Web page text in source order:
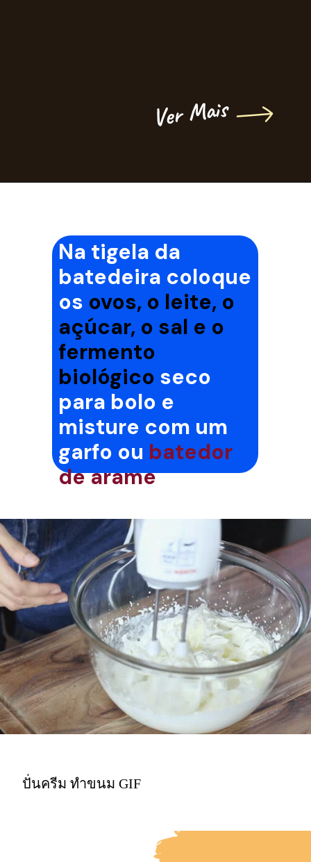
Ver Mais
Na tigela da
batedeira coloque
os ovos, o leite, o
açúcar, o sal e o
fermento
biológico seco
para bolo e
misture com um
garfo ou batedor
de arame.
ปั่นครีม ทําขนม GIF